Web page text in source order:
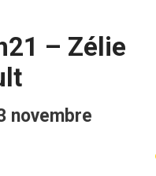
– Zélie
novembre